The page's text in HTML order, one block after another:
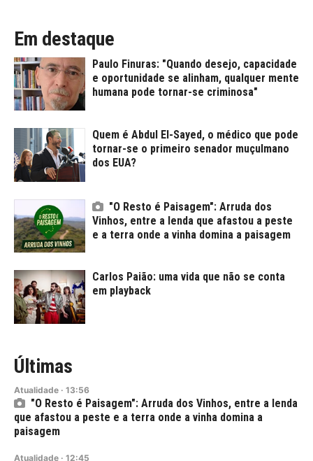
Em destaque
Paulo Finuras: "Quando desejo, capacidade
e oportunidade se alinham, qualquer mente
humana pode tornar-se criminosa"
Quem é Abdul El-Sayed, o médico que pode
tornar-se o primeiro senador muçulmano
dos EUA?
"O Resto é Paisagem": Arruda dos
Vinhos, entre a lenda que afastou a peste
e a terra onde a vinha domina a paisagem
Carlos Paião: uma vida que não se conta
em playback
Últimas
Atualidade · 13:56
"O Resto é Paisagem": Arruda dos Vinhos, entre a lenda
que afastou a peste e a terra onde a vinha domina a
paisagem
Atualidade · 12:45